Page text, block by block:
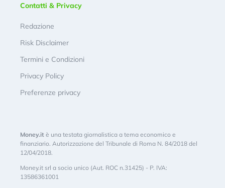
Contatti & Privacy
Redazione
Risk Disclaimer
Termini e Condizioni
Privacy Policy
Preferenze privacy
Money.it è una testata giornalistica a tema economico e
finanziario. Autorizzazione del Tribunale di Roma N. 84/2018 del
12/04/2018.
Money.it srl a socio unico (Aut. ROC n.31425) - P. IVA:
13586361001